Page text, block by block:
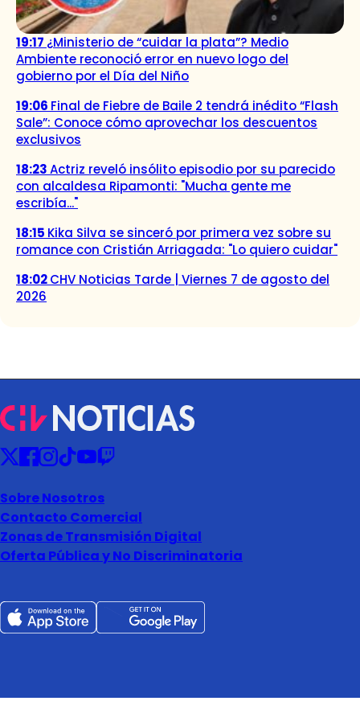
19:17 ¿Ministerio de “cuidar la plata”? Medio
Ambiente reconoció error en nuevo logo del
gobierno por el Día del Niño
19:06 Final de Fiebre de Baile 2 tendrá inédito “Flash
Sale”: Conoce cómo aprovechar los descuentos
exclusivos
18:23Actriz reveló insólito episodio por su parecido
con alcaldesa Ripamonti: "Mucha gente me
escribía..."
18:15 Kika Silva se sinceró por primera vez sobre su
romance con Cristián Arriagada: "Lo quiero cuidar"
18:02CHV Noticias Tarde | Viernes 7 de agosto del
2026
Sobre Nosotros
Contacto Comercial
Zonas de Transmisión Digital
Oferta Pública y No Discriminatoria